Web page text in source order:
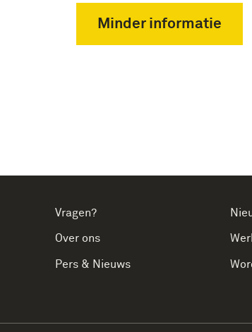
Minder informatie
Vragen?
Over ons
Pers & Nieuws